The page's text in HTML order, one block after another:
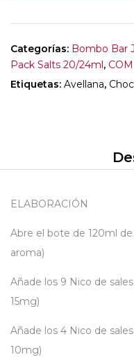
Categorías: Bombo Bar
Pack Salts 20/24ml,
Etiquetas: Avellana,
ELABORACIÓN
Abre el bote de 120ml
aroma)
Añade los 9 Nico de
15mg)
Añade los 4 Nico de
10mg)